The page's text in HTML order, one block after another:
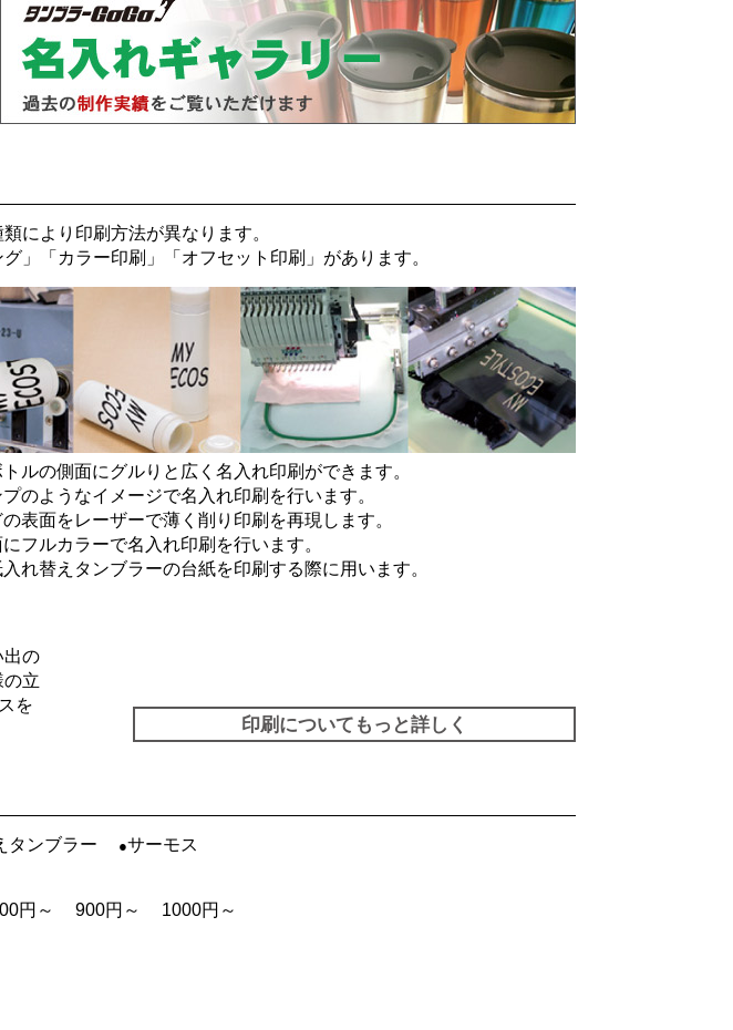
により印刷方法が異なります。
グ 」「 カラー印刷 」「 オフセット印刷 」があります。
ルの側面にグルりと広く名入れ印刷ができます。
のようなイメージで名入れ印刷を行います。
表面をレーザーで薄く削り印刷を再現します。
フルカラーで名入れ印刷を行います。
れ替えタンブラーの台紙を印刷する際に用います。
出の
立
を
印刷についてもっと詳しく
タンブラー サーモス
円～ 900円～ 1000円～